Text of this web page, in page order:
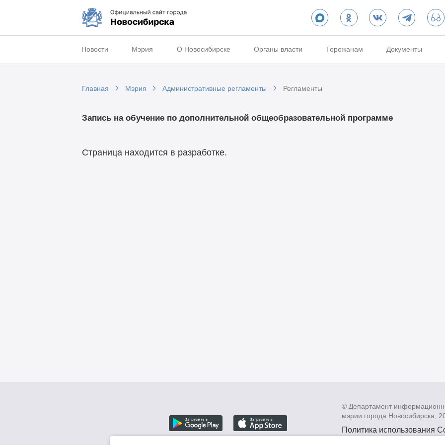
Новости Мэрия О Новосибирске Органы власти Горожанам Документы
Главная Мэрия Административные регламенты Регламенты
Запись на обучение по дополнительной общеобразовательной программе
Страница находится в разработке.
© Департамент
мэрии города Новосибирска,
Политика использования